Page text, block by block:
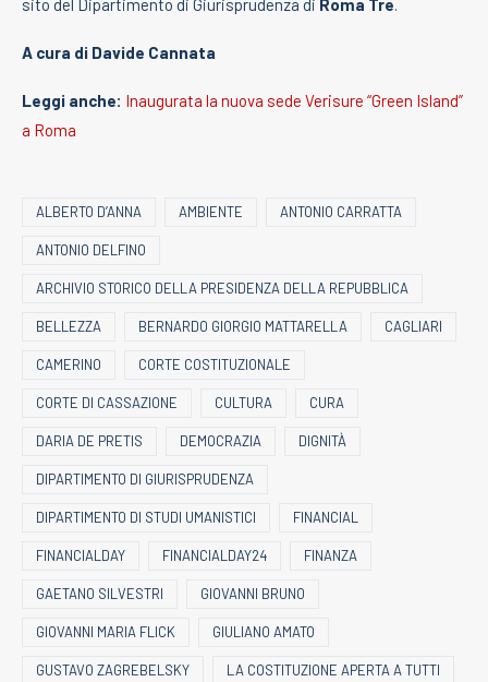
sito del Dipartimento di Giurisprudenza di Roma Tre.
A cura di Davide Cannata
Leggi anche: Inaugurata la nuova sede Verisure “Green Island”
a Roma
ALBERTO D’ANNA AMBIENTE ANTONIO CARRATTA
ANTONIO DELFINO
ARCHIVIO STORICO DELLA PRESIDENZA DELLA REPUBBLICA
BELLEZZA BERNARDO GIORGIO MATTARELLA CAGLIARI
CAMERINO CORTE COSTITUZIONALE
CORTE DI CASSAZIONE CULTURA CURA
DARIA DE PRETIS DEMOCRAZIA DIGNITÀ
DIPARTIMENTO DI GIURISPRUDENZA
DIPARTIMENTO DI STUDI UMANISTICI FINANCIAL
FINANCIALDAY FINANCIALDAY24 FINANZA
GAETANO SILVESTRI GIOVANNI BRUNO
GIOVANNI MARIA FLICK GIULIANO AMATO
GUSTAVO ZAGREBELSKY LA COSTITUZIONE APERTA A TUTTI